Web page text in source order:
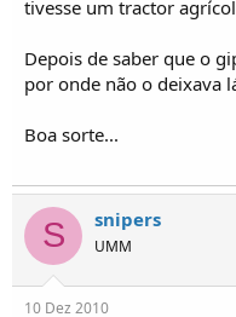
tivesse um tractor
Depois de saber que o
por onde não o deixava
Boa sorte...
S snipers
UMM
10 Dez 2010